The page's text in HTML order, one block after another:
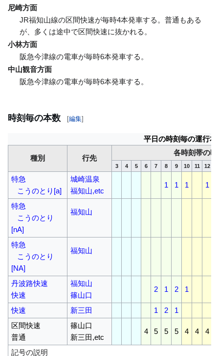
尼崎方面
JR福知山線の区間快速が毎時4本発車する。普通もある
が、多くは途中で区間快速に抜かれる。
小林方面
阪急今津線の電車が毎時6本発車する。
中山観音方面
阪急今津線の電車が毎時6本発車する。
時刻毎の本数 [編集]
平日の時刻毎の運行本
種別 行先
各時刻帯の
3 4 5 6 7 8 9 10 11 12
特急
こうのとり[a]
城崎温泉
福知山,etc
1 1 1 1
特急
こうのとり
[nA]
福知山
特急
こうのとり
[NA]
福知山
丹波路快速
快速
福知山
篠山口
2 1 2 1
快速 新三田 1 2
1
区間快速
普通
篠山口
新三田,etc
4 5 5 5 4 4 4
記号の説明